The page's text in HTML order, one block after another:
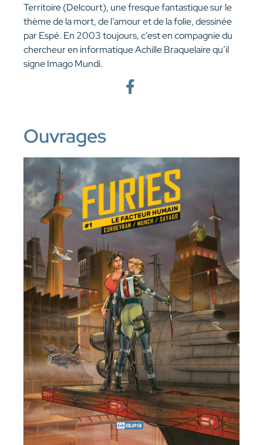
Territoire (Delcourt), une fresque fantastique sur le
thème de la mort, de l’amour et de la folie, dessinée
par Espé. En 2003 toujours, c’est en compagnie du
chercheur en informatique Achille Braquelaire qu’il
signe Imago Mundi.
Ouvrages